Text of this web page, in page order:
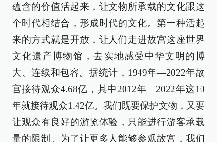
蕴含的价值活起来，让文物所承载的文化跟这
个时代相结合，形成时代的文化。第一种活起
来的方式就是开放，让人们走进故宫这座世界
文化遗产博物馆，去实地感受中华文明的博
大、连续和包容。据统计，1949年—2022年故
宫接待观众4.68亿，其中2012年—2022年这10
年就接待观众1.42亿。我们既要保护文物，又要
让观众有良好的游览体验，只能进行游客承载
量的限制。为了让更多人能够参观故宫，我们